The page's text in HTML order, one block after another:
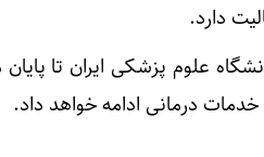
دارد.
علوم پزشکی ایران تا پایان
درمانی ادامه خواهد داد.